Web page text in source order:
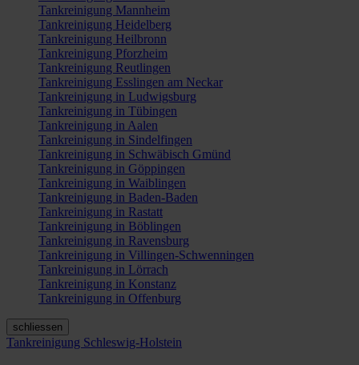
Tankreinigung Mannheim
Tankreinigung Heidelberg
Tankreinigung Heilbronn
Tankreinigung Pforzheim
Tankreinigung Reutlingen
Tankreinigung Esslingen am Neckar
Tankreinigung in Ludwigsburg
Tankreinigung in Tübingen
Tankreinigung in Aalen
Tankreinigung in Sindelfingen
Tankreinigung in Schwäbisch Gmünd
Tankreinigung in Göppingen
Tankreinigung in Waiblingen
Tankreinigung in Baden-Baden
Tankreinigung in Rastatt
Tankreinigung in Böblingen
Tankreinigung in Ravensburg
Tankreinigung in Villingen-Schwenningen
Tankreinigung in Lörrach
Tankreinigung in Konstanz
Tankreinigung in Offenburg
schliessen
Tankreinigung Schleswig-Holstein